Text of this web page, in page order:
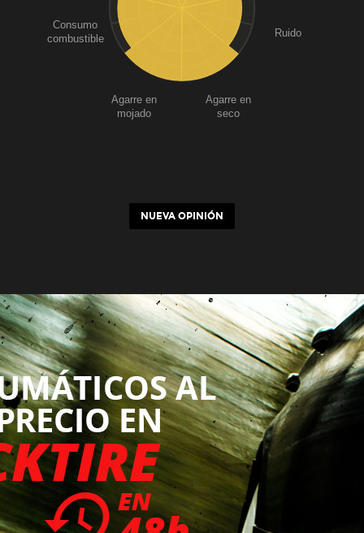
Ruido
Agarre en
seco
Agarre en
mojado
Consumo
combustible
NUEVA OPINIÓN